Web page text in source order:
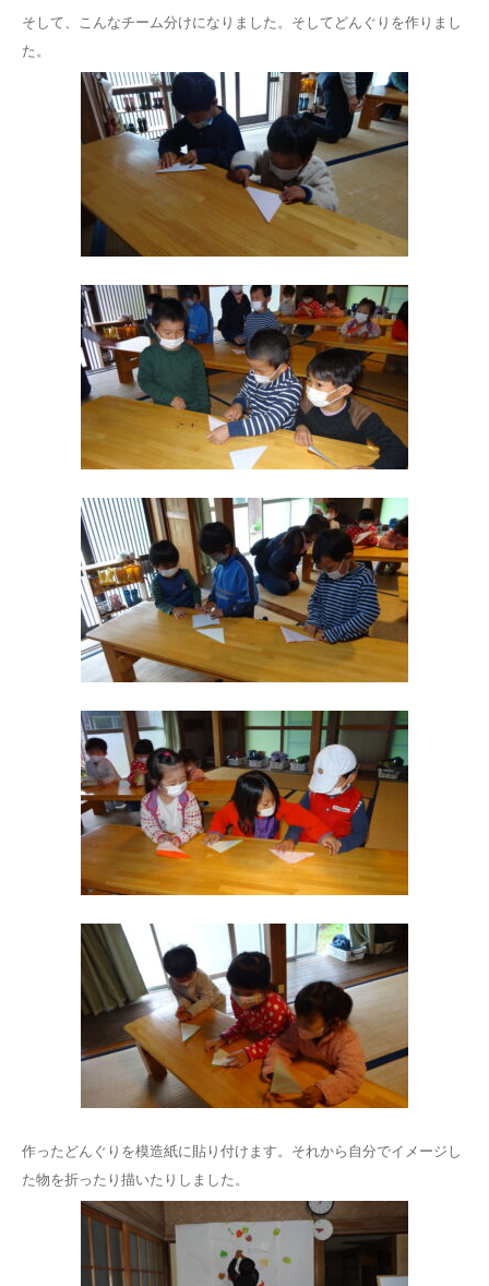
そして、こんなチーム分けになりました。そしてどんぐりを作りまし
た。
作ったどんぐりを模造紙に貼り付けます。それから自分でイメージし
た物を折ったり描いたりしました。